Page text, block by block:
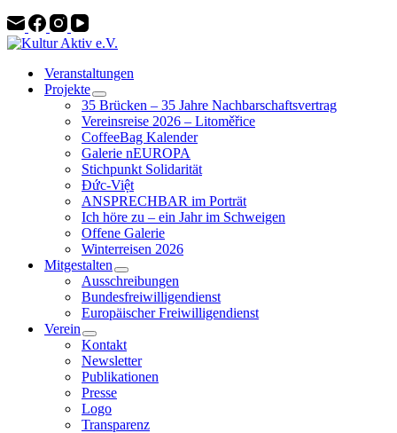
Veranstaltungen
Projekte
35 Brücken – 35 Jahre Nachbarschaftsvertrag
Vereinsreise 2026 – Litoměřice
CoffeeBag Kalender
Galerie nEUROPA
Stichpunkt Solidarität
Đức-Việt
ANSPRECHBAR im Porträt
Ich höre zu – ein Jahr im Schweigen
Offene Galerie
Winterreisen 2026
Mitgestalten
Ausschreibungen
Bundesfreiwilligendienst
Europäischer Freiwilligendienst
Verein
Kontakt
Newsletter
Publikationen
Presse
Logo
Transparenz